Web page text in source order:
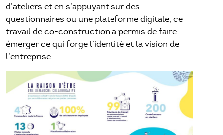
d’ateliers et en s’appuyant sur des
questionnaires ou une plateforme digitale, ce
travail de co-construction a permis de faire
émerger ce qui forge l’identité et la vision de
l’entreprise.